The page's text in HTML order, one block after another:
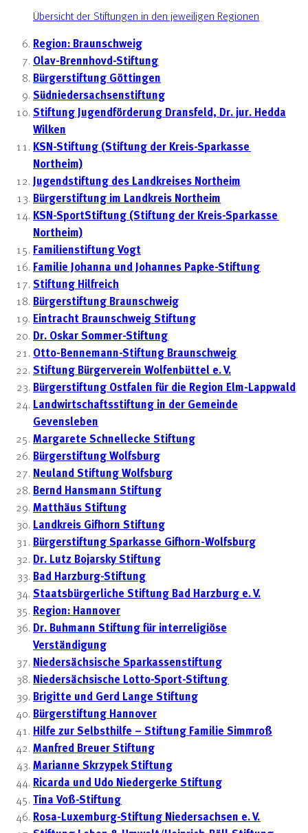
Übersicht der Stiftungen in den jeweiligen Regionen
Region: Braunschweig
Olav-Brennhovd-Stiftung
Bürgerstiftung Göttingen
Südniedersachsenstiftung
Stiftung Jugendförderung Dransfeld, Dr. jur. Hedda
Wilken
KSN-Stiftung (Stiftung der Kreis-Sparkasse
Northeim)
Jugendstiftung des Landkreises Northeim
Bürgerstiftung im Landkreis Northeim
KSN-SportStiftung (Stiftung der Kreis-Sparkasse
Northeim)
Familienstiftung Vogt
Familie Johanna und Johannes Papke-Stiftung
Stiftung Hilfreich
Bürgerstiftung Braunschweig
Eintracht Braunschweig Stiftung
Dr. Oskar Sommer-Stiftung
Otto-Bennemann-Stiftung Braunschweig
Stiftung Bürgerverein Wolfenbüttel e. V.
Bürgerstiftung Ostfalen für die Region Elm-Lappwald
Landwirtschaftsstiftung in der Gemeinde
Gevensleben
Margarete Schnellecke Stiftung
Bürgerstiftung Wolfsburg
Neuland Stiftung Wolfsburg
Bernd Hansmann Stiftung
Matthäus Stiftung
Landkreis Gifhorn Stiftung
Bürgerstiftung Sparkasse Gifhorn-Wolfsburg
Dr. Lutz Bojarsky Stiftung
Bad Harzburg-Stiftung
Staatsbürgerliche Stiftung Bad Harzburg e. V.
Region: Hannover
Dr. Buhmann Stiftung für interreligiöse
Verständigung
Niedersächsische Sparkassenstiftung
Niedersächsische Lotto-Sport-Stiftung
Brigitte und Gerd Lange Stiftung
Bürgerstiftung Hannover
Hilfe zur Selbsthilfe – Stiftung Familie Simmroß
Manfred Breuer Stiftung
Marianne Skrzypek Stiftung
Ricarda und Udo Niedergerke Stiftung
Tina Voß-Stiftung
Rosa-Luxemburg-Stiftung Niedersachsen e. V.